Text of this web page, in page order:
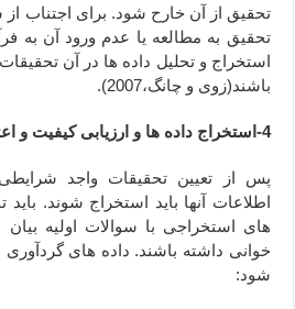
تحقیق از آن خارح شود. برای اجتناب
تحقیق به مطالعه یا عدم ورود آن به
استخراج و تحلیل داده ها در آن
باشند(زوی و چانگ،2007).
4-استخراج داده ها و ارزیابی کیفیت و اعتبار آن مرور سیستماتیک
پس از تعیین تحقیقات واجد
اطلاعات آنها باید استخراج شوند.
های استخراجی با سوالات اولیه
خوانی داشته باشند. داده های
شود: